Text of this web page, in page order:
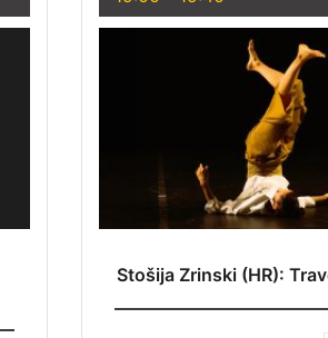
Stošija Zrinski (HR):